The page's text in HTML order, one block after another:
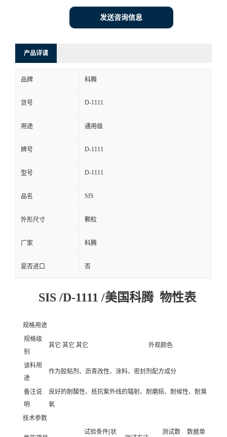
发送咨询信息
产品详请
品牌 科腾
货号 D-1111
用途 通用级
牌号 D-1111
型号 D-1111
品名 SIS
外形尺寸 颗粒
厂家 科腾
是否进口 否
SIS /D-1111 /美国科腾 物性表
规格用途
规格级
别
其它 其它 其它 外观颜色
该料用
途
作为胶粘剂、沥青改性、涂料、密封剂配方成分
备注说
明
良好的耐酸性、抵抗紫外线的辐射、耐磨损、耐候性、耐臭
氧
技术参数
试验条件[状
测试数 数据单